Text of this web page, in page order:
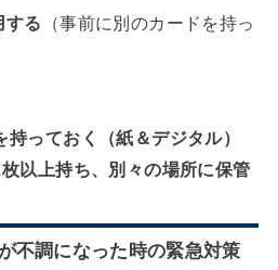
する （事前に別のカードを持っ
っておく（紙＆デジタル）
以上持ち、別々の場所に保管
不調になった時の緊急対策